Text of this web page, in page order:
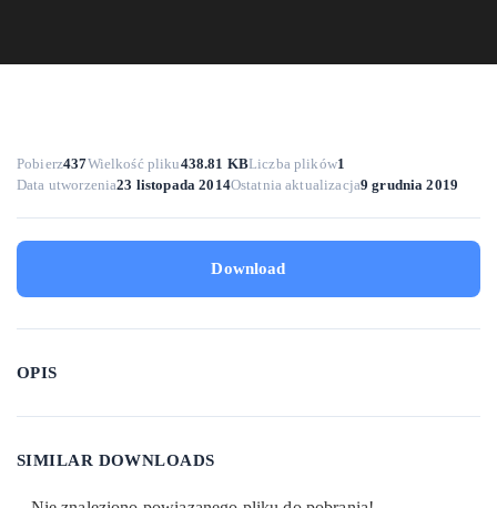
Pobierz437Wielkość pliku438.81 KBLiczba plików1
Data utworzenia23 listopada 2014Ostatnia aktualizacja9 grudnia 2019
Download
OPIS
SIMILAR DOWNLOADS